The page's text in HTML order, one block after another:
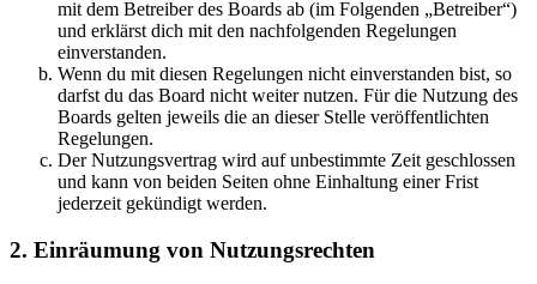
mit dem Betreiber des Boards ab (im Folgenden „Betreiber“)
und erklärst dich mit den nachfolgenden Regelungen
einverstanden.
Wenn du mit diesen Regelungen nicht einverstanden bist, so
darfst du das Board nicht weiter nutzen. Für die Nutzung des
Boards gelten jeweils die an dieser Stelle veröffentlichten
Regelungen.
Der Nutzungsvertrag wird auf unbestimmte Zeit geschlossen
und kann von beiden Seiten ohne Einhaltung einer Frist
jederzeit gekündigt werden.
2. Einräumung von Nutzungsrechten